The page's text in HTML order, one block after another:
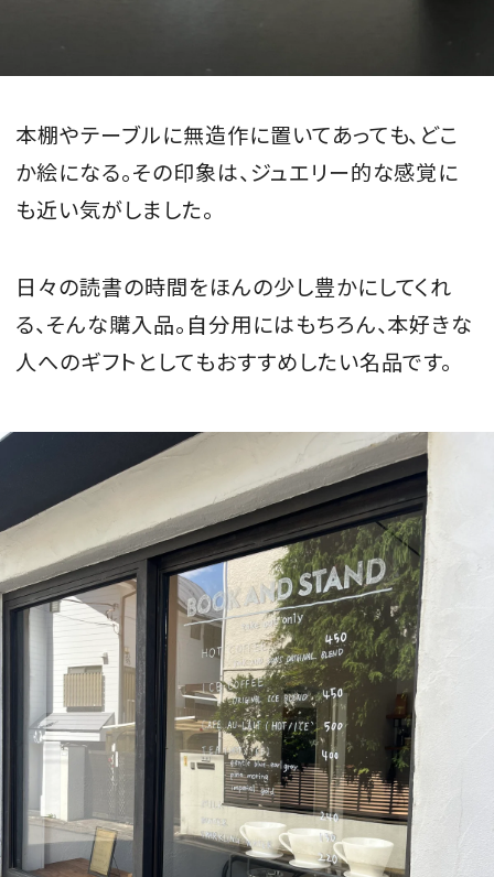
本棚やテーブルに無造作に置いてあっても、どこ
か絵になる。その印象は、ジュエリー的な感覚に
も近い気がしました。
日々の読書の時間をほんの少し豊かにしてくれ
る、そんな購入品。自分用にはもちろん、本好きな
人へのギフトとしてもおすすめしたい名品です。